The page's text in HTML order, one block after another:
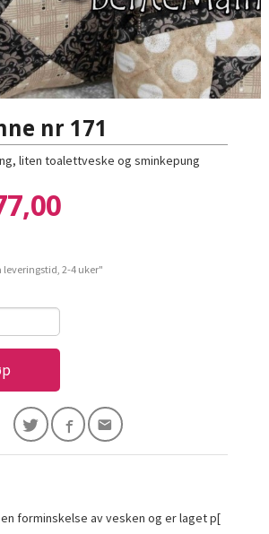
nr 171
liten toalettveske og sminkepung
leveringstid, 2-4 uker"
forminskelse av vesken og er laget p[